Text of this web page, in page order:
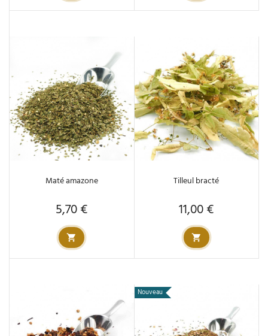
Maté amazone
Prix
5,70 €
Tilleul bracté
Prix
11,00 €
Nouveau